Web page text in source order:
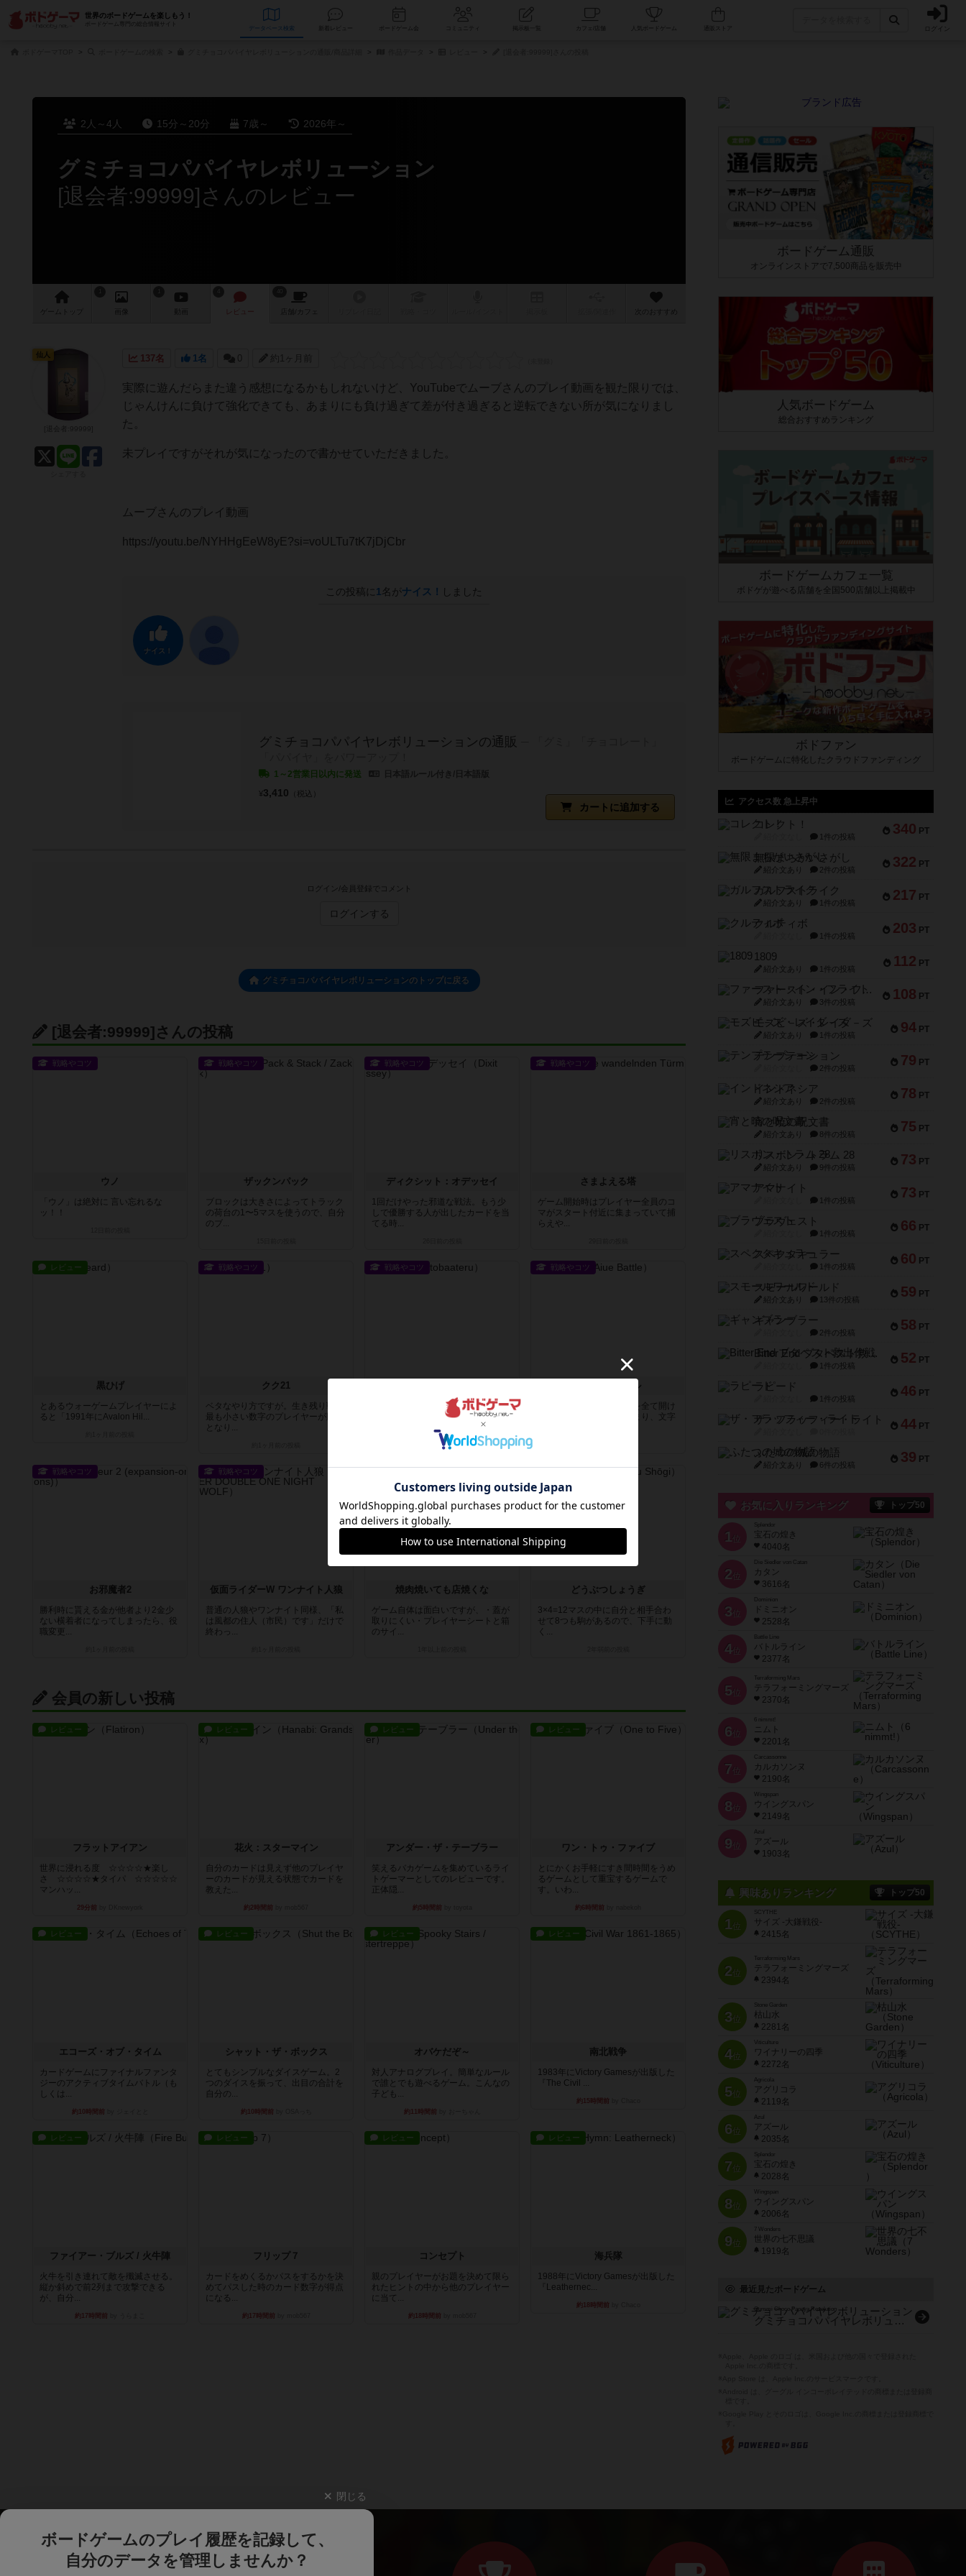
世界のボードゲームを楽しもう！
ボードゲーム専門の総合情報サイト
データベース コミュニティ 人気ボードゲーム ログイン
2人～4人 15分～20分 7歳～ 2026年～
グミチョコパパイヤレボリューション
[退会者:99999]さんのレビュー
ゲーム 画像 レビュー 店舗/ カフェ 次のおすすめ
137名 1名 0 約1ヶ月前
実際に遊んだらまた違う感想になるかもしれないけど、YouTubeでムーブさんのプレイ動画を観た限りでは、
じゃんけんに負けて強化できても、あまりにも負け過ぎて差が付き過ぎると逆転できない所が気になりまし
た。
未プレイですがそれが気になったので書かせていただきました。
ムーブさんのプレイ動画
https://youtu.be/NYHHgEeW8yE?si=voULTu7tK7jDjCbr
この投稿に 1 名がナイス！ しました
ナイス！
グミチョコパパイヤレボリューションの通販
1～2営業日以内に発送
カートに追加する
¥3,410 （税込）
仙人
ログイン/会員登録でコメント
ログインする
グミチョコパパイヤレボリューションのトップに戻る
[退会者:99999]さんの投稿
戦略やコツ
ウノ
「ウノ」は絶対に 言い忘れるな
ッ！！
戦略やコツ
ザックンパック
ブロックは大きさによってトラック
の荷台の1〜5マスを使うので、自分
のブ...
戦略やコツ
ディクシット：オデッセイ
1回だけやった邪道な戦法。もう少
しで優勝する人が出したカードを当
てる時...
戦略やコツ
さまよえる塔
ゲーム開始時はプレイヤー全員のコ
マがスタート付近に集まっていて捕
らえや...
レビュー
黒ひげ
とあるウォーゲームプレイヤーによ
ると「1991年にAvalon Hil...
戦略やコツ
クク21
ベタなやり方ですが。生き残り戦は
最も小さい数字のプレイヤーが脱落
となり...
戦略やコツ
以前遊んだ時にパートナーがやった
のですが、カードを引いて2文字目
約1ヶ月前の投稿
戦略やコツ
あいうえバトル
このゲームは自分の文字を全て開け
られると脱落します。つまり、文字
戦略やコツ
お邪魔者2
勝利時に貰える金が他者より2金少
ない横着者になってしまったら、役
職変更...
戦略やコツ
仮面ライダーW ワンナイト人狼
普通の人狼やワンナイト同様、「私
は風都の住人（市民）です」だけで
終わっ...
焼肉焼いても店焼くな
ゲーム自体は面白いですが、・蓋が
取りにくい・プレイヤーシートと箱
のサイ...
どうぶつしょうぎ
3×4=12マスの中に自分と相手合わ
せて8つも駒があるので、下手に動
く...
会員の新しい投稿
レビュー
フラットアイアン
世界に浸れる度 ☆☆☆☆★楽し
さ ☆☆☆☆★タイパ ☆☆☆☆☆
マンハッ...
29分前
レビュー
花火：スターマイン
自分のカードは見えず他のプレイヤ
ーのカードが見える状態でカードを
教えた...
約2時間前
レビュー
アンダー・ザ・テーブラー
笑えるバカゲームを集めているライ
トゲーマーとしてのレビューです。
正体隠...
約5時間前
レビュー
ワン・トゥ・ファイブ
とにかくお手軽にすき間時間をうめ
るゲームとして重宝するゲームで
す。いわ...
約6時間前
レビュー
エコーズ・オブ・タイム
カードゲームにファイナルファンタ
ジーのアクティブタイムバトル（も
しくは...
約10時間前
レビュー
シャット・ザ・ボックス
とてもシンプルなダイスゲーム。2
つのダイスを振って、出目の合計を
自分の...
約10時間前
レビュー
オバケだぞ～
対人アナログプレイ。簡単なルール
で誰とでも遊べるゲーム。こんなの
子ども...
約11時間前
レビュー
南北戦争
1983年にVictory Gamesが出版した
『The Civil ...
約15時間前
レビュー
ファイアー・ブルズ / 火牛陣
火牛を引き連れて敵を殲滅させる。
縦か斜めで前2列まで攻撃できる
が、自分...
約17時間前
レビュー
フリップ７
カードをめくるかパスをするかを決
めてパスした時のカード数字が得点
になる...
約17時間前
レビュー
コンセプト
親のプレイヤーがお題を決めて限ら
れたヒントの中から他のプレイヤー
に当て...
約18時間前
レビュー
海兵隊
1988年にVictory Gamesが出版した
『Leathernec...
約18時間前
ボードゲーム通販
オンラインストアで7,500商品を販売中
人気ボードゲーム
総合おすすめランキング
ボードゲームカフェ一覧
ボドゲが遊べる店舗を全国500店舗以上掲載中
ボドファン
ボードゲームに特化したクラウドファンディング
アクセス数 急上昇中
340 PT
コレクト！
1件の投稿
322 PT
無限まちがいさがし
紹介文あり 2件の投稿
217 PT
ガルフストライク
紹介文あり 1件の投稿
203 PT
クルティボ
1件の投稿
112 PT
1809
紹介文あり 1件の投稿
108 PT
ファースト・イン・フライト
紹介文あり 3件の投稿
94 PT
モズビ－ズ・レイダ－ズ
紹介文あり 1件の投稿
79 PT
テンプテーション
2件の投稿
78 PT
インドネシア
紹介文あり 2件の投稿
75 PT
宵と暁の呪文書
紹介文あり 8件の投稿
73 PT
リスボン・トラム 28
紹介文あり 9件の投稿
73 PT
アマナイト
1件の投稿
66 PT
ブラヴェスト
1件の投稿
60 PT
スペクタキュラー
1件の投稿
59 PT
スモールワールド
紹介文あり 13件の投稿
58 PT
ギャンブラー
2件の投稿
52 PT
Bitter End ブタペスト救出作戦
1件の投稿
46 PT
ラピード
1件の投稿
44 PT
ザ・フラッフィー・ライト
39 PT
ふたつの城の物語
紹介文あり 6件の投稿
お気に入りランキング トップ50
1 位
宝石の煌き
4040名
2 位
Die Siedler von Catan
カタン
3616名
3 位
ドミニオン
2528名
4位
Battle Line
バトルライン
2377名
5 位
Terraforming Mars
テラフォーミングマーズ
2370名
6 位
ニムト
2201名
7 位
Carcassonne
カルカソンヌ
2190名
8 位
Wingspan
ウイングスパン
2149名
9 位
Azul
アズール
1903名
興味ありランキング トップ50
1位
SCYTHE
サイズ -大鎌戦役-
2415名
2位
Terraforming Mars
テラフォーミングマーズ
2394名
3位
Stone Garden
枯山水
2281名
4位
Viticulture
ワイナリーの四季
2272名
5位
Agricola
アグリコラ
2119名
6位
Azul
アズール
2035名
7位
宝石の煌き
2028名
8位
Wingspan
ウイングスパン
2006名
9位
7 Wonders
世界の七不思議
1919名
最近見たボードゲーム
Gummi Choco Papaya Revolution
グミチョコパパイヤレボリューション
閉じる
ボードゲームのプレイ履歴を記録して、
自分のデータを管理しませんか？